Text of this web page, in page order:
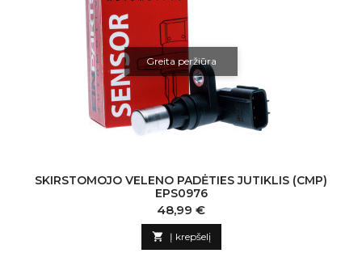
Greita peržiūra
SKIRSTOMOJO VELENO PADĖTIES JUTIKLIS (CMP)
EPS0976
Kaina
48,99 €
 Į krepšelį